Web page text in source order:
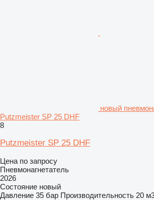
новый
Putzmeister SP 25 DHF
8
Putzmeister SP 25 DHF
Цена по запросу
Пневмонагнетатель
2026
Состояние новый
Давление 35 бар Производительность 20